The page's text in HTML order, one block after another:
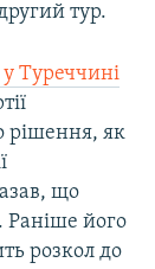
тур.
у Туреччині
рішення, як
що
Раніше його
розкол до